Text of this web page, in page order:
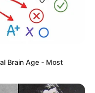
Brain Age - Most